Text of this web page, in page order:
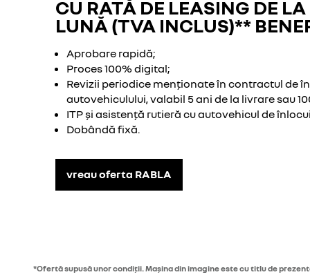
CU RATĂ DE LEASING DE
LUNĂ (TVA INCLUS)**
Aprobare rapidă;
Proces 100% digital;
Revizii periodice menționate în contractul de
autovehiculului, valabil 5 ani de la livrare sau
ITP și asistență rutieră cu autovehicul de
Dobândă fixă.
vreau oferta RABLA
*Ofertă supusă unor condiții. Mașina din imagine este cu titlu de